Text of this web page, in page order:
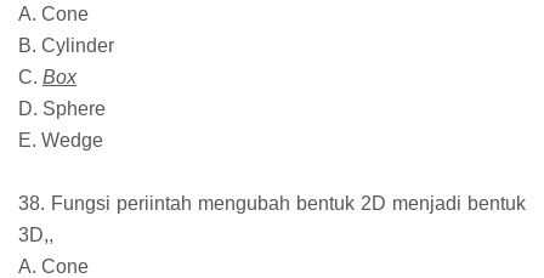
A. Cone
B. Cylinder
C. Box
D. Sphere
E. Wedge
38. Fungsi periintah mengubah bentuk 2D menjadi bentuk
3D,,
A. Cone